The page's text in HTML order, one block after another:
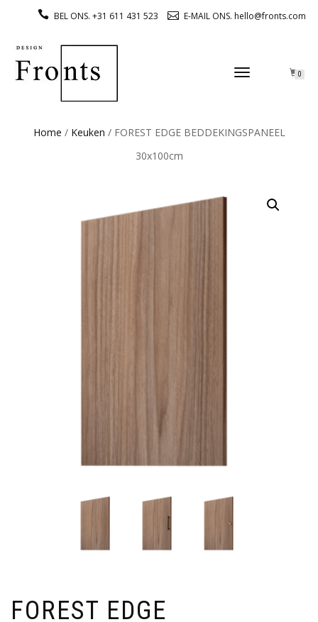
BEL ONS. +31 611 431 523 E-MAIL ONS. hello@fronts.com
TOGGLE
0
Home / Keuken / FOREST EDGE BEDDEKINGSPANEEL
30x100cm
FOREST EDGE